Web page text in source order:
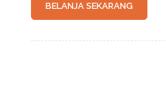
BELANJA SEKARANG